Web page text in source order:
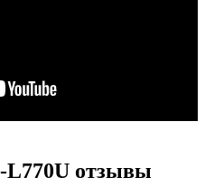
L770U отзывы